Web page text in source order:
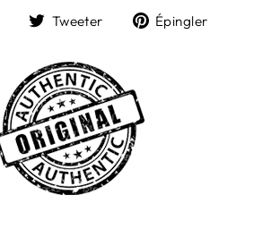
Partager
Facebook
Tweeter
TweeterÉpingler